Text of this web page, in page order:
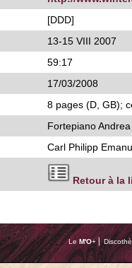
[DDD]
13-15 VIII 2007
59:17
17/03/2008
8 pages (D, GB);
Fortepiano
Carl Philipp
Retour à la
Le M'O+ ⎢